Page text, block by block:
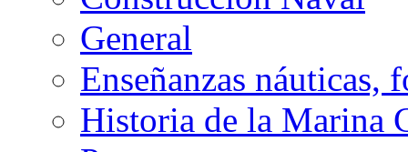
General
Enseñanzas náuticas,
Historia de la Marina